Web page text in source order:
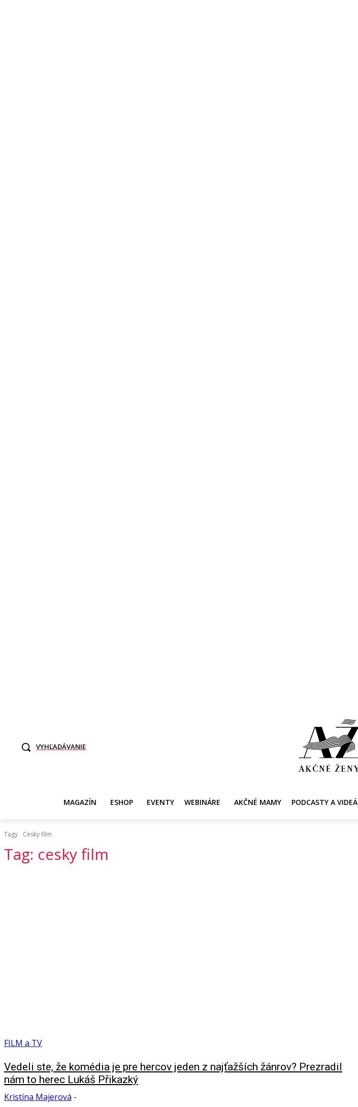
VYHĽADÁVANIE
MAGAZÍN ESHOP EVENTY WEBINÁRE AKČNÉ MAMY PODCASTY A VIDEÁ
Tagy Cesky film
Tag: cesky film
FILM a TV
Vedeli ste, že komédia je pre hercov jeden z najťažších žánrov? Prezradil
nám to herec Lukáš Přikazký
Kristína Majerová -